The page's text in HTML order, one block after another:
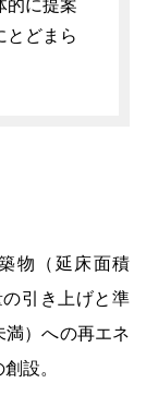
的に提案
とどまら
物（延床面積
引き上げと準
満）への再エネ
設。